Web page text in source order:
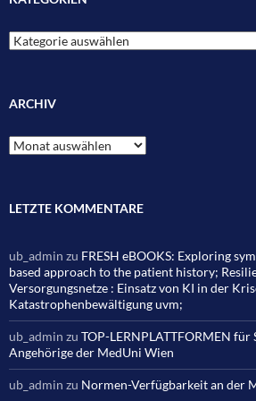
Kategorien
ARCHIV
Archiv
LETZTE KOMMENTARE
ub_admin zu FRESH eBOOKS: Exploring
based approach to the patient history;
Versorgungsnetze : Einsatz von KI in der
Katastrophenbewältigung uvm;
ub_admin zu TOP-LERNPLATTFORMEN für
Angehörige der MedUni Wien
ub_admin zu Normen-Verfügbarkeit an der